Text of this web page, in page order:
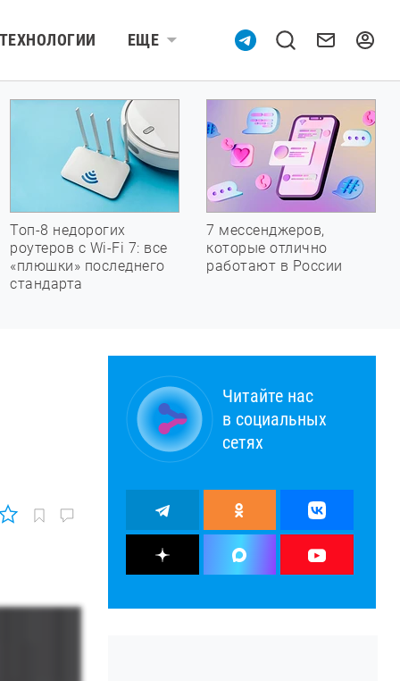
ТЕХНОЛОГИИ ЕЩЕ
Топ-8 недорогих
роутеров с Wi-Fi 7: все
«плюшки» последнего
стандарта
7 мессенджеров,
которые отлично
работают в России
Читайте нас
в социальных
сетях